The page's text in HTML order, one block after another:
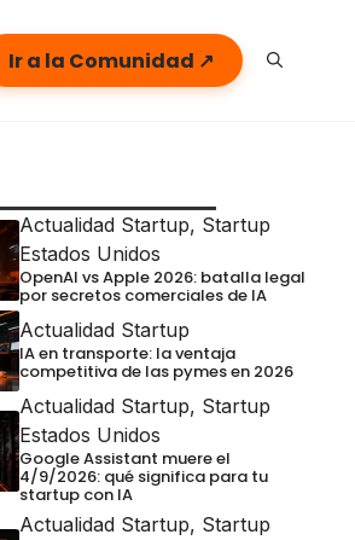
Ir a la Comunidad ↗
Actualidad Startup, Startup
Estados Unidos
OpenAI vs Apple 2026: batalla legal
por secretos comerciales de IA
Actualidad Startup
IA en transporte: la ventaja
competitiva de las pymes en 2026
Actualidad Startup, Startup
Estados Unidos
Google Assistant muere el
4/9/2026: qué significa para tu
startup con IA
Actualidad Startup, Startup